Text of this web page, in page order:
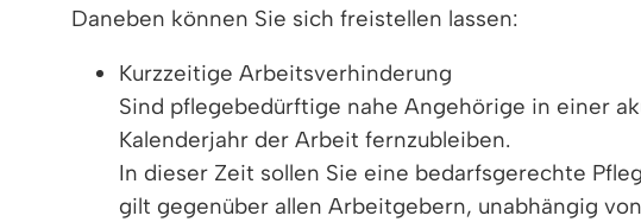
Daneben können Sie sich freistellen lassen:
Kurzzeitige Arbeitsverhinderung
Sind pflegebedürftige nahe Angehörige in einer
Kalenderjahr der Arbeit fernzubleiben.
In dieser Zeit sollen Sie eine bedarfsgerechte
gilt gegenüber allen Arbeitgebern, unabhängig